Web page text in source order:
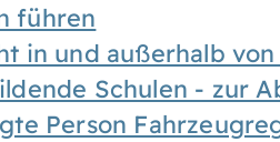
führen
in und außerhalb
Schulen - zur
Person